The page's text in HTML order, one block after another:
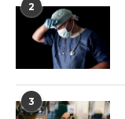
2
3